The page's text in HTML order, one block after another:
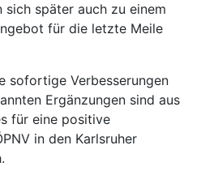
sich später auch zu einem
für die letzte Meile
sofortige Verbesserungen
Ergänzungen sind aus
für eine positive
in den Karlsruher